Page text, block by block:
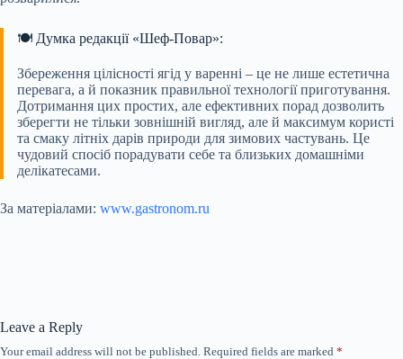
🍽️ Думка редакції «Шеф-Повар»:
Збереження цілісності ягід у варенні – це не лише естетична
перевага, а й показник правильної технології приготування.
Дотримання цих простих, але ефективних порад дозволить
зберегти не тільки зовнішній вигляд, але й максимум користі
та смаку літніх дарів природи для зимових частувань. Це
чудовий спосіб порадувати себе та близьких домашніми
делікатесами.
За матеріалами: www.gastronom.ru
Leave a Reply
Your email address will not be published. Required fields are marked *